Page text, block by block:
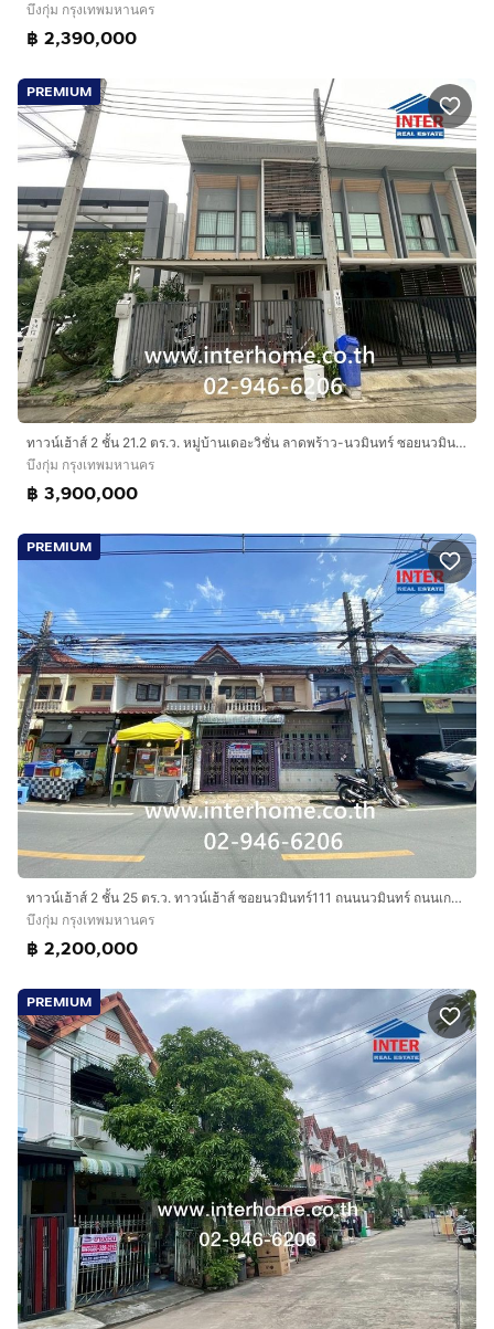
บึงกุ่ม กรุงเทพมหานคร
฿ 2,390,000
PREMIUM
ทาวน์เฮ้าส์ 2 ชั้น 21.2 ตร.ว. หมู่บ้านเดอะวิชั่น ลาดพร้าว-นวมินทร์ ซอยนวมินทร์85 ถนนนวมินทร์ เขตบึงกุ่ม กรุงเทพมหานคร
บึงกุ่ม กรุงเทพมหานคร
฿ 3,900,000
PREMIUM
ทาวน์เฮ้าส์ 2 ชั้น 25 ตร.ว. ทาวน์เฮ้าส์ ซอยนวมินทร์111 ถนนนวมินทร์ ถนนเกษตร-นวมินทร์ เขตบางกะปิ กรุงเทพมหานคร
บึงกุ่ม กรุงเทพมหานคร
฿ 2,200,000
PREMIUM